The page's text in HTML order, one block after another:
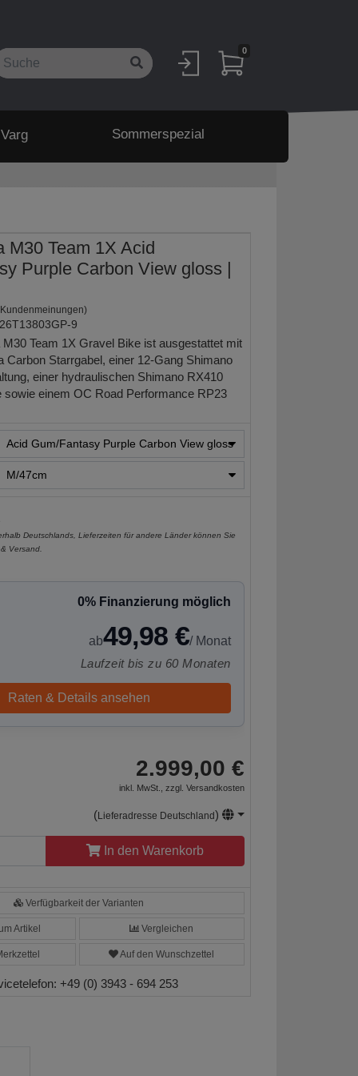
0
Sommerspezial
M30 Team 1X Acid
Purple Carbon View gloss |
9
Team 1X Gravel Bike ist ausgestattet mit
Carbon Starrgabel, einer 12-Gang Shimano
einer hydraulischen Shimano RX410
sowie einem OC Road Performance RP23
Deutschlands, Lieferzeiten für andere Länder können Sie
Versand.
0% Finanzierung möglich
ab49,98 €/ Monat
Laufzeit bis zu 60 Monaten
Raten & Details ansehen
2.999,00 €
inkl. MwSt., zzgl. Versandkosten
(Lieferadresse Deutschland)
In den Warenkorb
Verfügbarkeit der Varianten
Artikel Vergleichen
Auf den Wunschzettel
+49 (0) 3943 - 694 253